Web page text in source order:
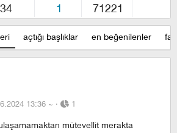
1 71221
açtığı başlıklar en beğenilenler
13:36 ~ · 1
mütevellit merakta